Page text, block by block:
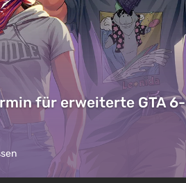
für erweiterte GTA 6-